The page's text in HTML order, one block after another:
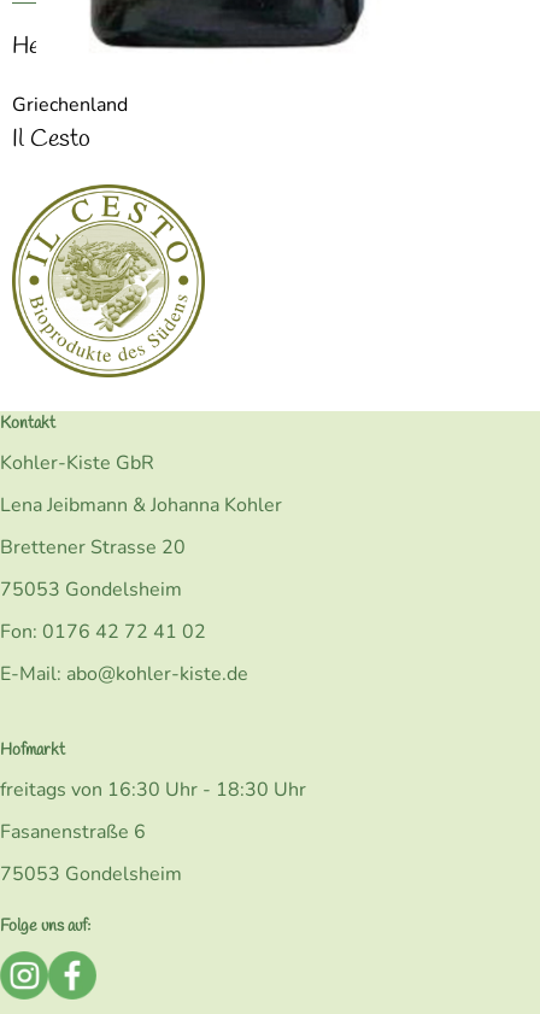
Hersteller: CES
Griechenland
Il Cesto
Kontakt
Kohler-Kiste GbR
Lena Jeibmann & Johanna Kohler
Brettener Strasse 20
75053 Gondelsheim
Fon: 0176 42 72 41 02
E-Mail: abo@kohler-kiste.de
Hofmarkt
freitags von 16:30 Uhr - 18:30 Uhr
Fasanenstraße 6
75053 Gondelsheim
Folge uns auf:
Externer Link zu https://www.instagram.com/
Externer Link zu https://www.facebook.com/